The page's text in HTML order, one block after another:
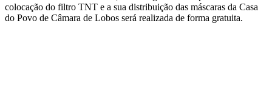
colocação do filtro TNT e a sua distribuição das máscaras da Casa
do Povo de Câmara de Lobos será realizada de forma gratuita.